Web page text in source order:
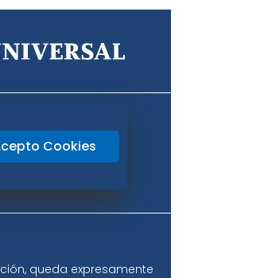
queda expresamente
Cookies